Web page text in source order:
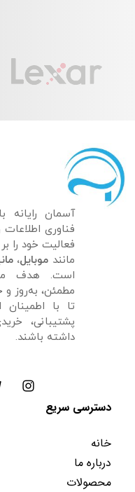
آسمان رایانه
فناوری
فعالیت خود را
مانند موبایل،
است. هدف ما
مطمئن، به‌روز
تا با
پشتیبانی،
داشته باشند.
دسترسی سریع
خانه
درباره ما
محصولات